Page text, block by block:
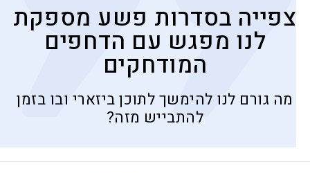
צפייה בסדרות פשע מספקת
לנו מפגש עם הדחפים
המודחקים
מה גורם לנו להימשך לתוכן ביזארי ובו בזמן
להתבייש מזה?